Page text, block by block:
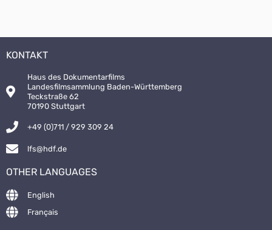
KONTAKT
Haus des Dokumentarfilms
Landesfilmsammlung Baden-Württemberg
Teckstraße 62
70190 Stuttgart
+49 (0)711 / 929 309 24
lfs@hdf.de
OTHER LANGUAGES
English
Français